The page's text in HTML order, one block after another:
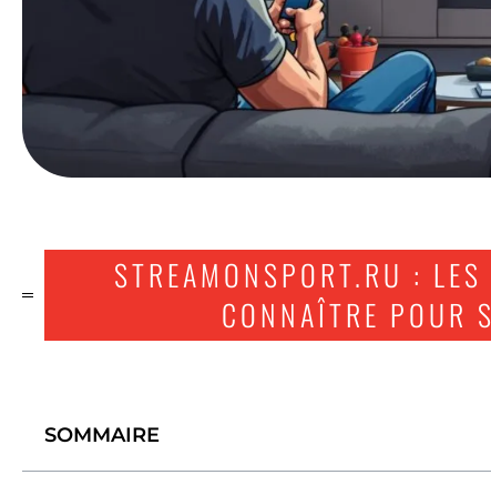
STREAMONSPORT.RU :
CONNAÎTRE POUR
SOMMAIRE